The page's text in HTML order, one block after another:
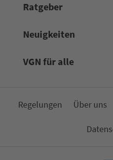
Rat­ge­ber
Neuigkeiten
VGN für alle
Re­ge­lungen Über uns